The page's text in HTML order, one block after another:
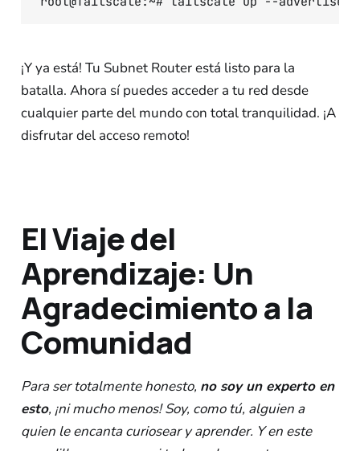
¡Y ya está! Tu Subnet Router está listo para la
batalla. Ahora sí puedes acceder a tu red desde
cualquier parte del mundo con total tranquilidad. ¡A
disfrutar del acceso remoto!
El Viaje del
Aprendizaje: Un
Agradecimiento a la
Comunidad
Para ser totalmente honesto, no soy un experto en
esto, ¡ni mucho menos! Soy, como tú, alguien a
quien le encanta curiosear y aprender. Y en este